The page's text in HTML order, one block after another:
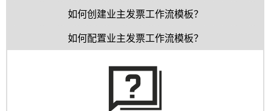
如何创建业主发票工作流模板？
如何配置业主发票工作流模板？